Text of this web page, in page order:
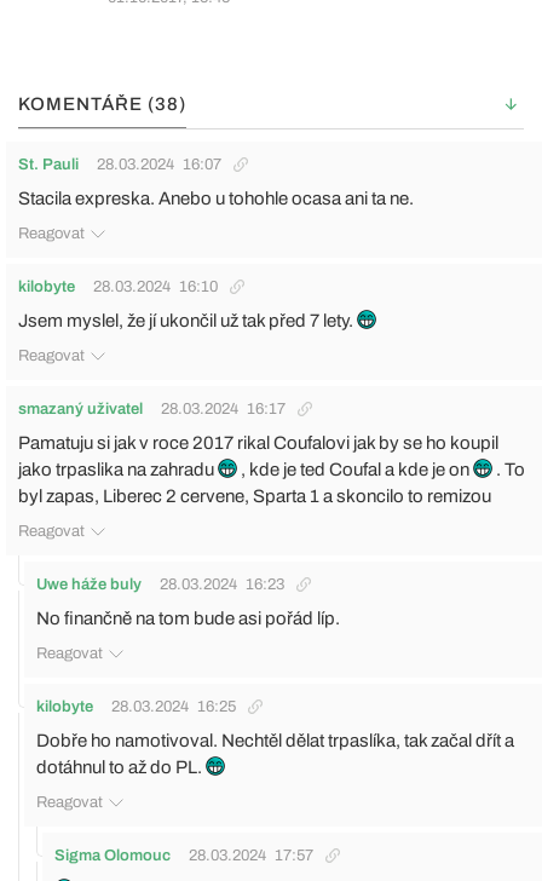
KOMENTÁŘE (38)
St. Pauli 28.03.2024 16:07
Stacila expreska. Anebo u tohohle ocasa ani ta ne.
Reagovat
kilobyte 28.03.2024 16:10
Jsem myslel, že jí ukončil už tak před 7 lety.
Reagovat
smazaný uživatel 28.03.2024 16:17
Pamatuju si jak v roce 2017 rikal Coufalovi jak by se ho koupil
jako trpaslika na zahradu
, kde je ted Coufal a kde je on
. To
byl zapas, Liberec 2 cervene, Sparta 1 a skoncilo to remizou
Reagovat
Uwe háže buly 28.03.2024 16:23
No finančně na tom bude asi pořád líp.
Reagovat
kilobyte 28.03.2024 16:25
Dobře ho namotivoval. Nechtěl dělat trpaslíka, tak začal dřít a
dotáhnul to až do PL.
Reagovat
Sigma Olomouc 28.03.2024 17:57